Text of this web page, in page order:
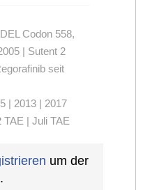
Codon 558,
| Sutent 2
seit
| 2013 | 2017
| Juli TAE
um der